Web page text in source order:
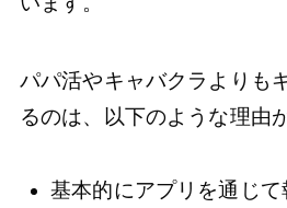
パパ活やキャバクラよりも
るのは、以下のような理由
基本的にアプリを通じ